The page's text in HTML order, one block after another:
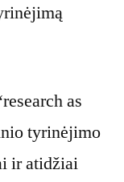
as
tyrinėjimo
ir atidžiai